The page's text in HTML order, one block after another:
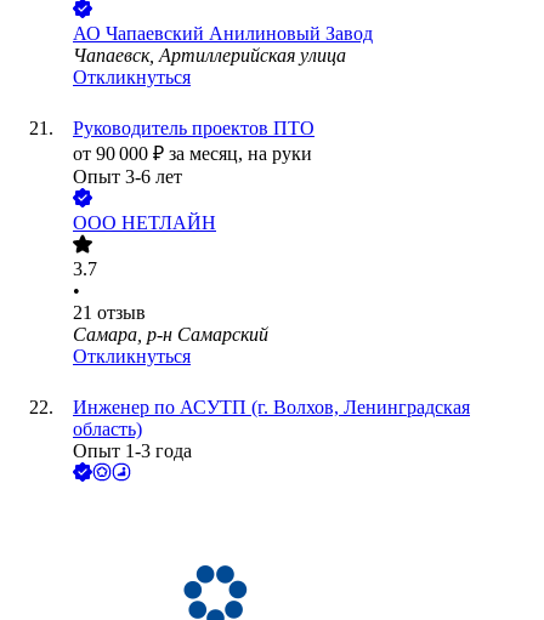
АО Чапаевский Анилиновый Завод
Чапаевск, Артиллерийская улица
Откликнуться
Руководитель проектов ПТО
от 90 000 ₽ за месяц, на руки
Опыт 3-6 лет
ООО НЕТЛАЙН
3.7
•
21 отзыв
Самара, р-н Самарский
Откликнуться
Инженер по АСУТП (г. Волхов, Ленинградская
область)
Опыт 1-3 года